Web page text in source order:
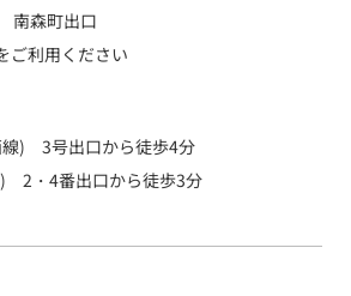
南森町出口
ご利用ください
線) 3号出口から徒歩4分
2・4番出口から徒歩3分